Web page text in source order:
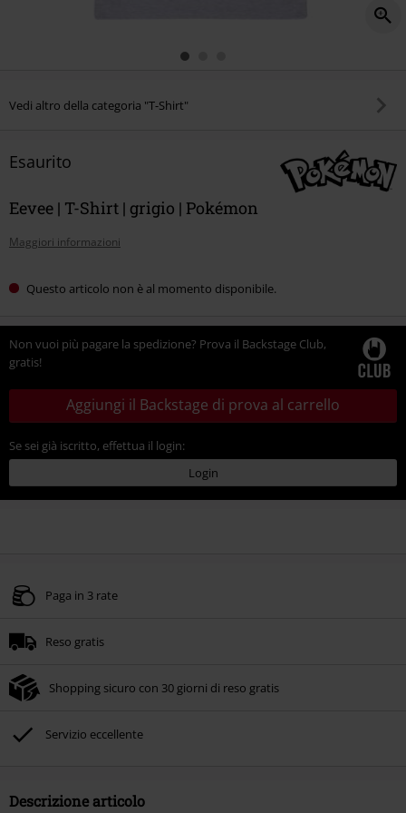
Vedi altro della categoria "T-Shirt"
Esaurito
Eevee | T-Shirt | grigio | Pokémon
Maggiori informazioni
Questo articolo non è al momento disponibile.
Non vuoi più pagare la spedizione? Prova il Backstage Club,
gratis!
Aggiungi il Backstage di prova al carrello
Se sei già iscritto, effettua il login:
Login
Paga in 3 rate
Reso gratis
Shopping sicuro con 30 giorni di reso gratis
Servizio eccellente
Descrizione articolo